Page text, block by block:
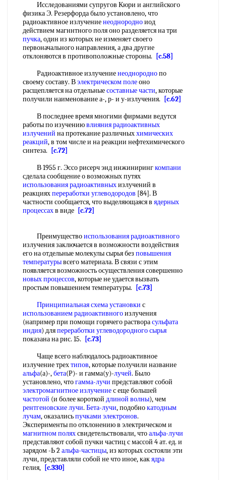
Исследованиями супругов Кюри и английского
физика Э. Резерфорда было установлено, что
радиоактивное излучениенеоднородноиод
действием магннтного поля оно разделяется на три
пучка, один из которых не изменяет своего
первоначального направления, а два другие
отклоняются в противоположные стороны.
[c.58]
Радиоактивное излучениенеоднороднопо
своему составу. Вэлектрическом полеоно
расщепляется на отдельныесоставные части, которые
получили наименование а-, р- и у-излучения.
[c.62]
В последнее время многими фирмами ведутся
работы по изучениювлияния радиоактивных
излучений на протекание различныххимических
реакций, в том числе и на реакции нефтехимического
синтеза.
[c.72]
В 1955 г. Эссо рисерч энд инжинирингкомпани
сделала сообщение о возможных путях
использования радиоактивныхизлучений в
реакцияхпереработки углеводородов [84]. В
частности сообщается, что выделяющаяся в ядерных
процессахв виде [c.72]
Преимуществоиспользования радиоактивного
излучения заключается в возможности воздействия
его на отдельные молекулы сырья без повышения
температурывсего материала. В связи с этим
появляется возможность осуществления совершенно
новых процессов, которые не удается вызвать
простым повышением температуры.
[c.73]
Принципиальная схема установки с
использованием радиоактивногоизлучения
(например при помощи горячего растворасульфата
индия) дляпереработки углеводородного сырья
показана на рис. 15.
[c.73]
Чаще всего наблюдалось радиоактивное
излучение трехтипов, которые получили название
альфа(а)-,бета(Р)- и гамма(у)-лучей. Было
установлено, чтогамма-лучи представляют собой
электромагнитное излучениес еще большей
частотой (и более короткой длиной волны), чем
рентгеновские лучи. Бета-лучи, подобнокатодным
лучам, оказалисьпучками электронов.
Эксперименты по отклонению в электрическом и
магнитном поляхсвидетельствовали, чтоальфа-лучи
представляют собой пучки частиц с массой 4 ат. ед. и
зарядом -Ь 2альфа-частицы, из которых состояли эти
лучи, представляли собой не что иное, какядра
гелия, [c.330]